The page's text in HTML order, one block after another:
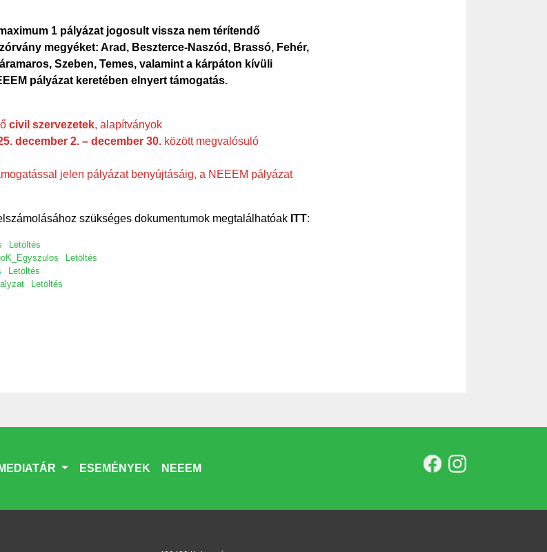
1 pályázat jogosult vissza nem térítendő
megyéket: Arad, Beszterce-Naszód, Brassó, Fehér,
Szeben, Temes, valamint a kárpáton kívüli
pályázat keretében elnyert támogatás.
civil szervezetek, alapítványok
december 2. – december 30. között megvalósuló
jelen pályázat benyújtásáig, a NEEEM pályázat
szükséges dokumentumok megtalálhatóak ITT:
Letöltés
Letöltés
Letöltés
Letöltés
MEDIATÁR ESEMÉNYEK NEEEM